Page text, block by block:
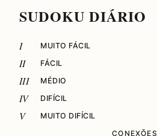
SUDOKU DIÁRIO
I MUITO FÁCIL
II FÁCIL
III MÉDIO
IV DIFÍCIL
V
MUITO DIFÍCIL
CONEXÕES